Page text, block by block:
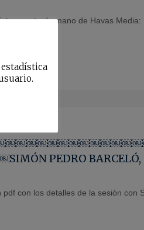
de mano de Havas
BARCELÓ,
con los detalles de la sesión con